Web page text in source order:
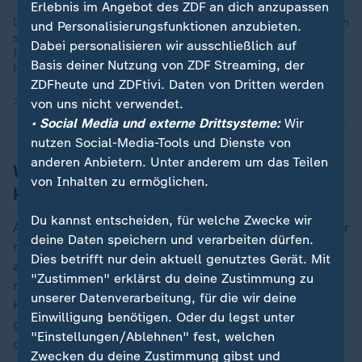
Die jüngste Hitzewelle hat gezeigt, wie schnell Deutschland an
seine Grenzen stößt: auf Straßen und Schienen, in
Innenstädten und Notaufnahmen. Was braucht es für mehr
Hitzeschutz?
29.06.2026 | 1:31 min
WHO: Viele Länder in Europa haben
keine Hitzepläne
Auf solche Situationen seien viele Staaten nach wie vor
nicht ausreichend vorbereitet, mahnte Kluge. "Mehr
als die Hälfte der europäischen Länder verfügt bislang
noch immer nicht über einen umfassenden
Hitzeaktionsplan." Dieser könne Leben retten -
gemeinsam mit Frühwarnsystemen, kühlen Orten und
der Unterstützung gefährdeter Menschen.
Erlebnis im Angebot des ZDF an dich anzupassen
und Personalisierungsfunktionen anzubieten.
Dabei personalisieren wir ausschließlich auf
Basis deiner Nutzung von ZDF Streaming, der
ZDFheute und ZDFtivi. Daten von Dritten werden
von uns nicht verwendet.
• Social Media und externe Drittsysteme:Wir
nutzen Social-Media-Tools und Dienste von
anderen Anbietern. Unter anderem um das Teilen
von Inhalten zu ermöglichen.
Du kannst entscheiden, für welche Zwecke wir
deine Daten speichern und verarbeiten dürfen.
Dies betrifft nur dein aktuell genutztes Gerät. Mit
"Zustimmen" erklärst du deine Zustimmung zu
unserer Datenverarbeitung, für die wir deine
Einwilligung benötigen. Oder du legst unter
"Einstellungen/Ablehnen" fest, welchen
Zwecken du deine Zustimmung gibst und